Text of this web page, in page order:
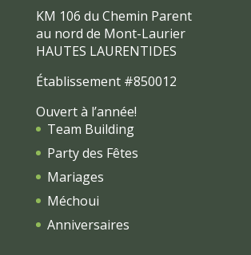
KM 106 du Chemin Parent
au nord de Mont-Laurier
HAUTES LAURENTIDES
Établissement #850012
Ouvert à l’année!
Team Building
Party des Fêtes
Mariages
Méchoui
Anniversaires